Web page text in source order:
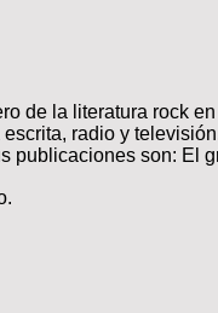
de la literatura rock
radio y
publicaciones son: El